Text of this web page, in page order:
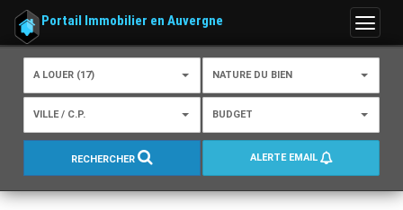
Menu
Portail Immobilier en Auvergne
A LOUER (17) NATURE DU BIEN
VILLE / C.P. BUDGET
RECHERCHER ALERTE EMAIL